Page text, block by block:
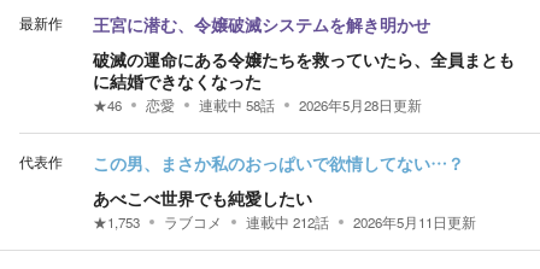
最新作 王宮に潜む、令嬢破滅システムを解き明かせ
破滅の運命にある令嬢たちを救っていたら、全員まとも
に結婚できなくなった
★46 恋愛 連載中 58話 2026年5月28日更新
代表作 この男、まさか私のおっぱいで欲情してない…？
あべこべ世界でも純愛したい
★1,753 ラブコメ 連載中 212話 2026年5月11日更新